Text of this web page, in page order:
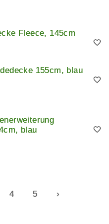
Fleece, 145cm
155cm, blau
blau
4 5 ›